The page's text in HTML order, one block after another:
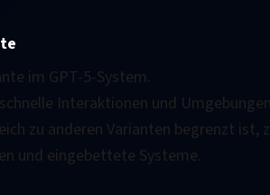
im GPT-5-System.
Interaktionen und
zu anderen Varianten begrenzt ist,
und eingebettete Systeme.